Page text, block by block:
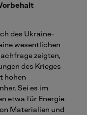
des Ukraine-
wesentlichen
zeigten,
des Krieges
hohen
Sei es im
etwa für Energie
Materialien und